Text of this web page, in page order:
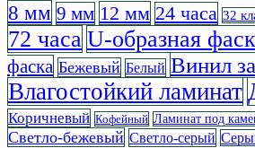
8 мм 9 мм 12 мм 24 часа 32
72 часа U-образная
фаска Бежевый Белый Винил
Влагостойкий ламинат
Коричневый Кофейный Ламинат под
Светло-бежевый Светло-серый